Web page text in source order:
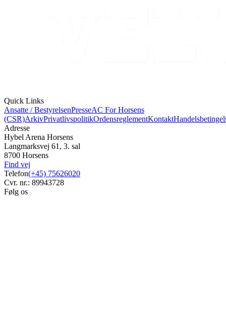
Quick Links
Ansatte / BestyrelsenPresseAC For Horsens
(CSR)ArkivPrivatlivspolitikOrdensreglementKontakt
Adresse
Hybel Arena Horsens
Langmarksvej 61, 3. sal
8700 Horsens
Find vej
Telefon(+45) 75626020
Cvr. nr.: 89943728
Følg os